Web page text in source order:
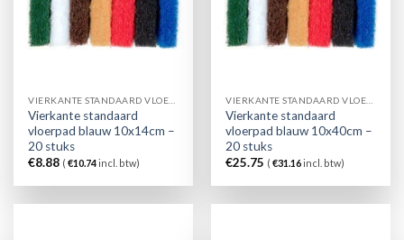
Vierkante standaard
vloerpad blauw 10x14cm –
20 stuks
€8.88 (€10.74incl. btw)
Vierkante standaard
vloerpad blauw 10x40cm –
20 stuks
€25.75 (€31.16incl. btw)